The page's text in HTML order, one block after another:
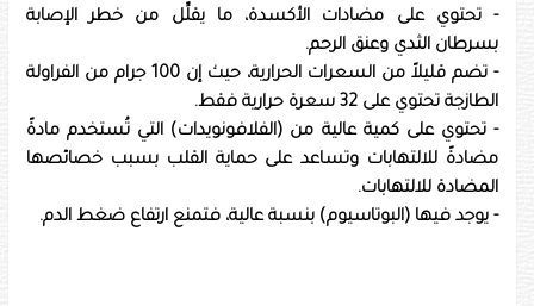
- تحتوي على مضادات الأكسدة، ما يقلِّل من خطر الإصابة
بسرطان الثدي وعنق الرحم.
- تضم قليلاً من السعرات الحرارية، حيث إن 100 جرام من الفراولة
الطازجة تحتوي على 32 سعرة حرارية فقط.
- تحتوي على كمية عالية من (الفلافونويدات) التي تُستخدم مادةً
مضادةً للالتهابات وتساعد على حماية القلب بسبب خصائصها
المضادة للالتهابات.
- يوجد فيها (البوتاسيوم) بنسبة عالية، فتمنع ارتفاع ضغط الدم.